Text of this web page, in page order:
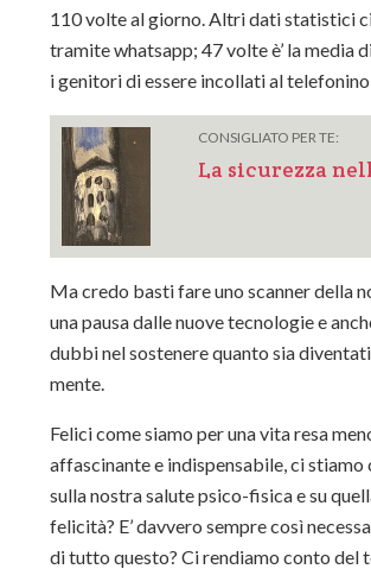
110 volte al giorno. Altri dati statistici
tramite whatsapp; 47 volte è’ la media
i genitori di essere incollati al
CONSIGLIATO PER TE:
La sicurezza
Ma credo basti fare uno scanner della
una pausa dalle nuove tecnologie e
dubbi nel sostenere quanto sia
mente.
Felici come siamo per una vita resa
affascinante e indispensabile, ci
sulla nostra salute psico-fisica e su
felicità? E’ davvero sempre così
di tutto questo? Ci rendiamo conto del